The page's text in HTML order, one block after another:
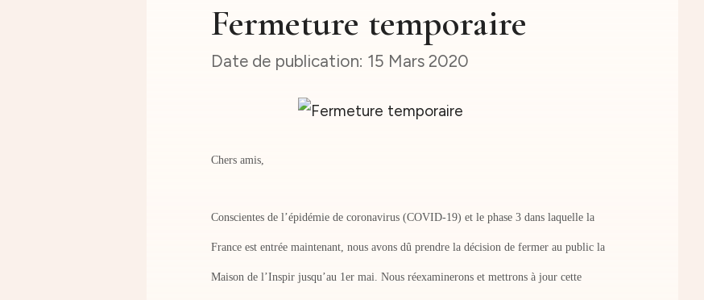
Fermeture temporaire
15 Mars 2020
Chers amis,
Conscientes de l’épidémie de coronavirus (COVID-19) et le phase 3 dans laquelle la
France est entrée maintenant, nous avons dû prendre la décision de fermer au public la
Maison de l’Inspir jusqu’au 1er mai. Nous réexaminerons et mettrons à jour cette